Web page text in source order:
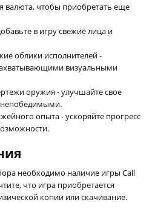
валюта, чтобы приобретать еще
в игру свежие лица и
облики исполнителей -
визуальными
оружия - улучшайте свое
непобедимыми.
опыта - ускоряйте прогресс
необходимо наличие игры Call
что игра приобретается
копии или скачивание.